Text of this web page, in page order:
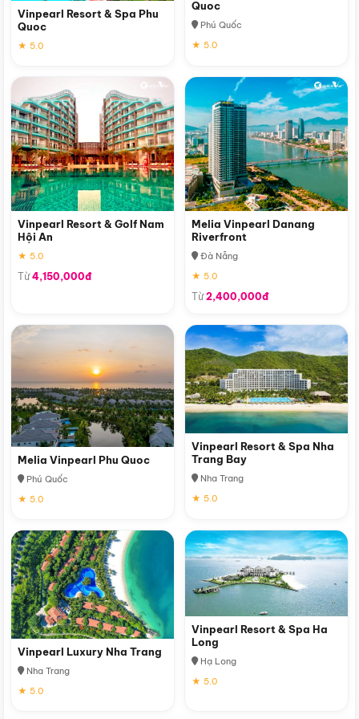
Vinpearl Resort & Spa Phu
Quoc
★ 5.0
Quoc
Phú Quốc
★ 5.0
Vinpearl Resort & Golf Nam
Hội An
★ 5.0
Từ4,150,000đ
Melia Vinpearl Danang
Riverfront
Đà Nẵng
★ 5.0
Từ2,400,000đ
Melia Vinpearl Phu Quoc
Phú Quốc
★ 5.0
Vinpearl Resort & Spa Nha
Trang Bay
Nha Trang
★ 5.0
Vinpearl Luxury Nha Trang
Nha Trang
★ 5.0
Vinpearl Resort & Spa Ha
Long
Hạ Long
★ 5.0